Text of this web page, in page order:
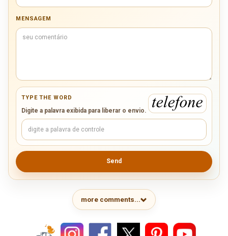
MENSAGEM
TYPE THE WORD
Digite a palavra exibida para liberar o envio.
Send
more comments...